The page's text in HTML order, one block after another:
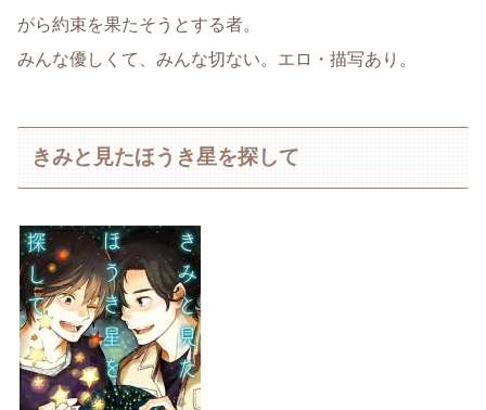
がら約束を果たそうとする者。
みんな優しくて、みんな切ない。エロ・描写あり。
きみと見たほうき星を探して